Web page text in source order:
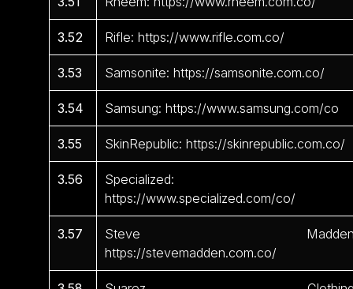
3.52 Rifle: https://www.rifle.com.co/
3.53 Samsonite: https://samsonite.com.co/
3.54 Samsung: https://www.samsung.com/co
3.55 SkinRepublic: https://skinrepublic.com.co/
3.56
Specialized:
https://www.specialized.com/co/
3.57
Steve
https://stevemadden.com.co/